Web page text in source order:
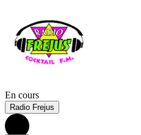
En cours
Radio Frejus